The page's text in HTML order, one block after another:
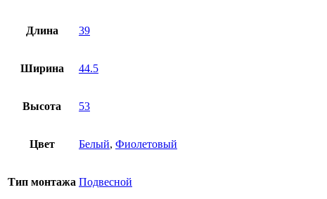
Длина 39
Ширина 44.5
Высота 53
Цвет Белый, Фиолетовый
Тип монтажа Подвесной